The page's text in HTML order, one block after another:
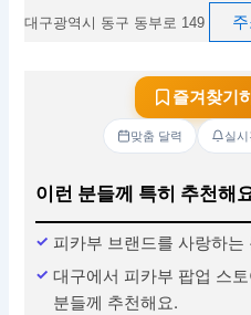
대구광역시 동구 동부로 149
즐겨찾기
맞춤 달력 실
이런 분들께 특히 추천해
피카부 브랜드를 사랑하는
대구에서 피카부 팝업 스
분들께 추천해요.